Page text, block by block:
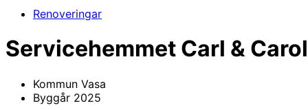
Renoveringar
Servicehemmet Carl &
Kommun Vasa
Byggår 2025